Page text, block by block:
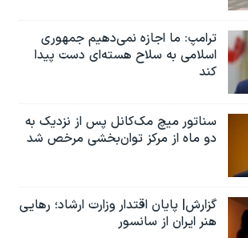
ترامپ: ما اجازه نمی‌دهیم جمهوری
اسلامی به سلاح هسته‌ای دست پیدا
کند
سناتور میچ مک‌کانل پس از نزدیک به
دو ماه از مرکز توان‌بخشی مرخص شد
گزارش| پایان اقتدار وزارت ارشاد؛ رهایی
هنر ایران از سانسور